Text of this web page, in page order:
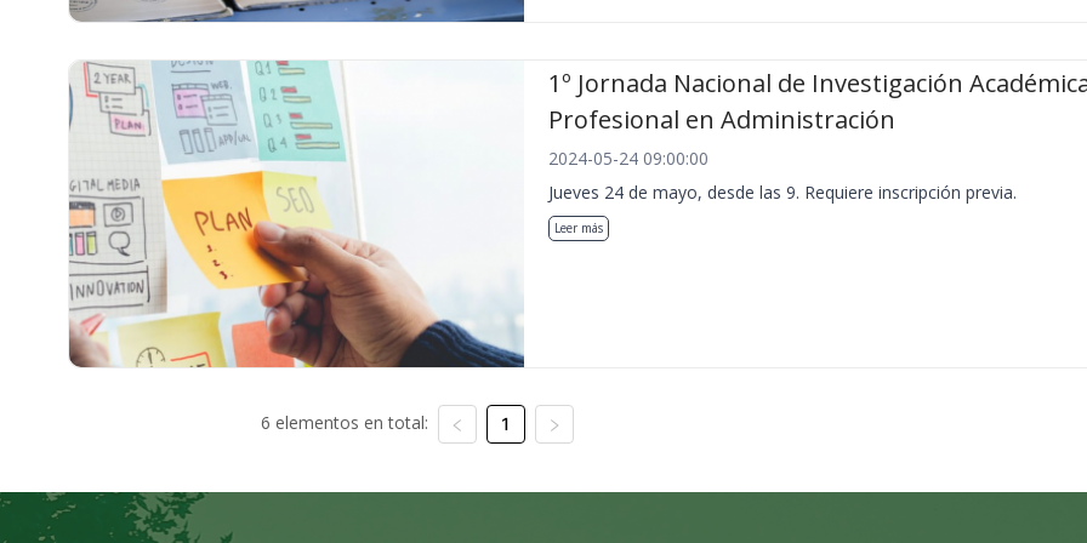
1º Jornada Nacional de Investigación
Profesional en Administración
2024-05-24 09:00:00
Jueves 24 de mayo, desde las 9. Requiere inscripción previa.
Leer más
6 elementos en total: 1